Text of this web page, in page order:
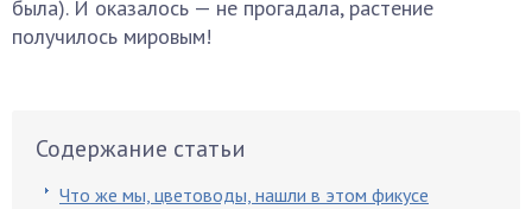
была). И оказалось — не прогадала, растение
получилось мировым!
Содержание статьи
Что же мы, цветоводы, нашли в этом фикусе